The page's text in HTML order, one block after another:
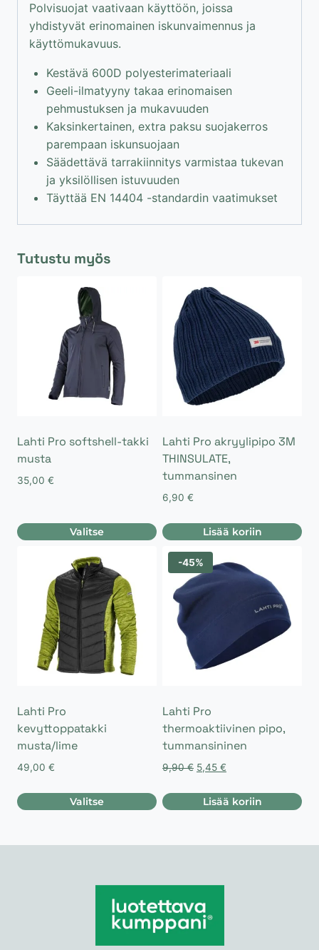
Polvisuojat vaativaan käyttöön, joissa
yhdistyvät erinomainen iskunvaimennus ja
käyttömukavuus.
Kestävä 600D polyesterimateriaali
Geeli-ilmatyyny takaa erinomaisen
pehmustuksen ja mukavuuden
Kaksinkertainen, extra paksu suojakerros
parempaan iskunsuojaan
Säädettävä tarrakiinnitys varmistaa tukevan
ja yksilöllisen istuvuuden
Täyttää EN 14404 -standardin vaatimukset
Tutustu myös
Lahti Pro softshell-takki
musta
35,00 €
Valitse
useampi
muunnelma.
tehdä
valinnat
sivulla.
Lahti Pro akryylipipo 3M
THINSULATE,
tummansinen
6,90 €
Lisää koriin
Lahti Pro
kevyttoppatakki
musta/lime
49,00 €
Valitse
-45%
Lahti Pro
thermoaktiivinen pipo,
tummansininen
9,90€ Alkuperäinen
oli:
9,90 €.
5,45 €
on:
5,45 €.
Lisää koriin